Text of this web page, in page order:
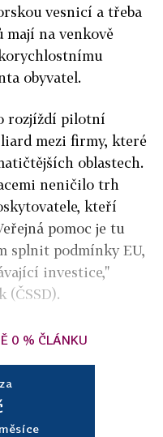
vesnicí a třeba
mají na venkově
obyvatel.
rozjíždí pilotní
mezi firmy, které
oblastech.
neničilo trh
kteří
pomoc je tu
splnit podmínky EU,
investice,"
(ČSSD).
0 % ČLÁNKU